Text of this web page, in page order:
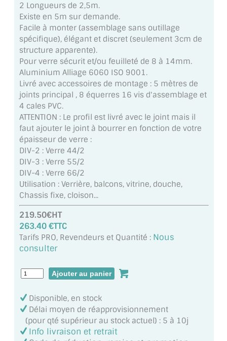
MIROIR SUR MESURE
MIROIR VIEILLI
MIROIR DÉCORATIF DE COULEUR
LOTS DE MIROIRS EN MOZAÏQUE
MIROIR POUR PORTE
MIROIR DE SALLE DE BAIN
MIROIR PAROI DE DOUCHE
MIROIR POUR SALLE DE SPORT
MIROIR POUR SALLE DE DANSE
MIROIR ENCADRÉ
MIROIR TV
VERRE EXTRACLAIR
VERRE TREMPÉ (SÉCURIT)
PAROI DE DOUCHE
2 Longueurs de 2,5m.
Existe en 5m sur demande.
Facile à monter (assemblage sans outillage
spécifique), élégant et discret (seulement 3cm de
structure apparente).
Pour verre sécurit et/ou feuilleté de 8 à 14mm.
Aluminium Alliage 6060 ISO 9001.
Livré avec accessoires de montage : 5 mètres de
joints principal , 8 équerres 16 vis d'assemblage et
4 cales PVC.
ATTENTION : Le profil est livré avec le joint mais il
faut ajouter le joint à bourrer en fonction de votre
épaisseur de verre :
DIV-2 : Verre 44/2
DIV-3 : Verre 55/2
DIV-4 : Verre 66/2
Utilisation : Verrière, balcons, vitrine, douche,
Chassis fixe, cloison...
219.50€HT
263.40 €TTC
Tarifs PRO, Revendeurs et Quantité : Nous
consulter
Disponible, en stock
Délai moyen de réapprovisionnement
(pour qté supérieur au stock actuel) : 5 à 10j
Info livraison et retrait